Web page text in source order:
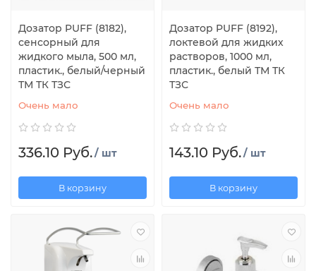
Дозатор PUFF (8182),
сенсорный для
жидкого мыла, 500 мл,
пластик., белый/черный
ТМ ТК ТЗС
Очень мало
336.10 Руб./ шт
В корзину
Дозатор PUFF (8192),
локтевой для жидких
растворов, 1000 мл,
пластик., белый ТМ ТК
ТЗС
Очень мало
143.10 Руб./ шт
В корзину